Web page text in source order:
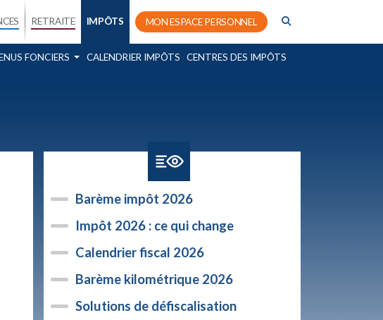
RETRAITE IMPÔTS MON ESPACE PERSONNEL
FONCIERS CALENDRIER IMPÔTS CENTRES DES IMPÔTS
Barème impôt 2026
Impôt 2026 : ce qui change
Calendrier fiscal 2026
Barème kilométrique 2026
Solutions de défiscalisation